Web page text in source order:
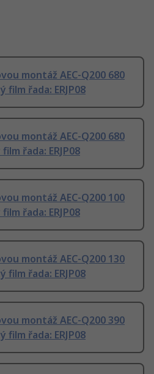
montáž AEC-Q200 680
film řada: ERJP08
montáž AEC-Q200 680
řada: ERJP08
montáž AEC-Q200 100
řada: ERJP08
montáž AEC-Q200 130
film řada: ERJP08
montáž AEC-Q200 390
film řada: ERJP08